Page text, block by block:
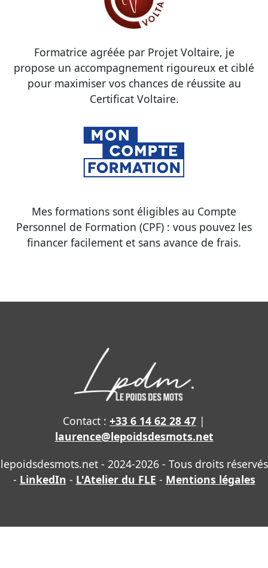
Formatrice agréée par Projet Voltaire, je
propose un accompagnement rigoureux et ciblé
pour maximiser vos chances de réussite au
Certificat Voltaire.
Mes formations sont éligibles au Compte
Personnel de Formation (CPF) : vous pouvez les
financer facilement et sans avance de frais.
Contact : +33 6 14 62 28 47 |
laurence@lepoidsdesmots.net
lepoidsdesmots.net - 2024-2026 - Tous droits réservés
- LinkedIn - L'Atelier du FLE - Mentions légales